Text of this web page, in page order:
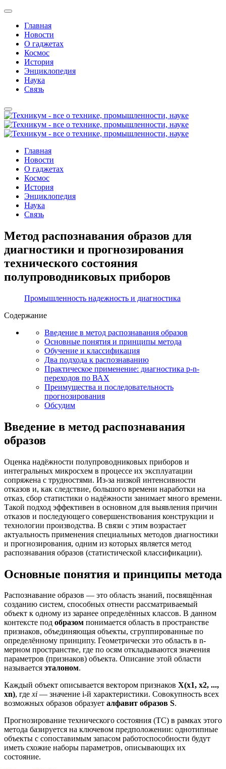
Главная
Новости
О гаджетах
Космос
История
Энциклопедия
Наука
Связь
Главная
Новости
О гаджетах
Космос
История
Энциклопедия
Наука
Связь
Метод распознавания образов для
диагностики и прогнозирования
технического состояния
полупроводниковых приборов
Промышленность надежность и диагностика
Содержание
Введение в метод распознавания образов
Основные понятия и принципы метода
Обучение и классификация
Два подхода к распознаванию
Практическое применение: диагностика p-n-
переходов по ВАХ
Преимущества и последовательность
прогнозирования
Обсудим
Введение в метод распознавания
образов
Оценка надёжности полупроводниковых приборов и
интегральных микросхем в процессе их эксплуатации
сопряжена с трудностями. Из-за низкой интенсивности
отказов и, как следствие, большого времени наработки на
отказ, сбор статистики о надёжности занимает много времени.
Такой подход эффективен в основном для выявления причин
отказов и последующего совершенствования конструкции и
технологии производства. В связи с этим возрастает
актуальность применения специальных методов диагностики
и прогнозирования, одним из которых является метод
распознавания образов (статистической классификации).
Основные понятия и принципы метода
Распознавание образов — это область знаний, посвящённая
созданию систем, способных отнести рассматриваемый
объект к одному из заранее определённых классов. В данном
контексте под образом понимается область в пространстве
признаков, объединяющая объекты, сгруппированные по
определённому принципу. Геометрически это область в n-
мерном пространстве, где по осям откладываются значения
параметров (признаков) объекта. Описание этой области
называется эталоном.
Каждый объект описывается вектором признаков X(x1, x2, ...,
xn), гдеxi — значение i-й характеристики. Совокупность всех
возможных образов образует алфавит образов S.
Прогнозирование технического состояния (ТС) в рамках этого
метода базируется на ключевом предположении: однотипные
объекты с сопоставимым запасом работоспособности будут
иметь схожие наборы параметров, описывающих их
состояние.